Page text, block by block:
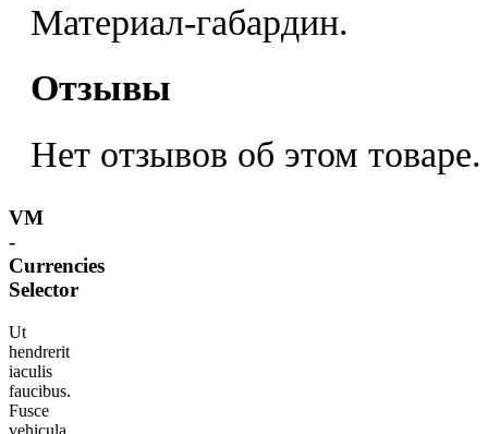
Материал-габардин.
Отзывы
Нет отзывов об этом товаре.
VM
-
Currencies
Selector
Ut
hendrerit
iaculis
faucibus.
Fusce
vehicula